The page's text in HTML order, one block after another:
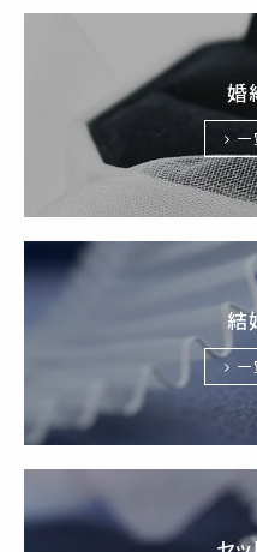
婚
一
結
一